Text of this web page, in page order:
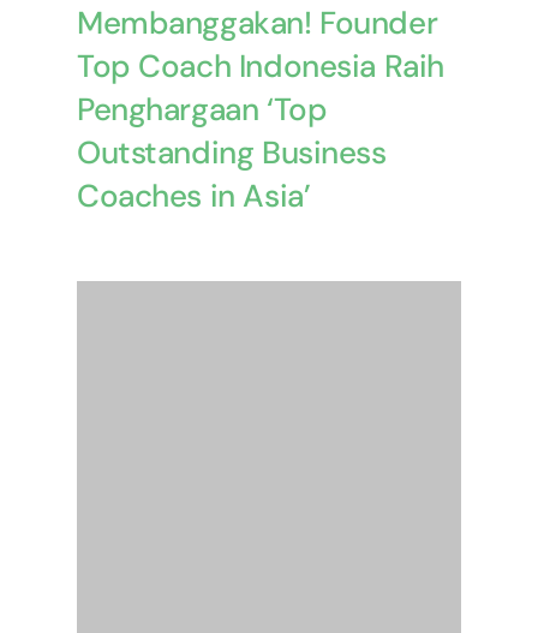
Membanggakan! Founder
Top Coach Indonesia Raih
Penghargaan ‘Top
Outstanding Business
Coaches in Asia’